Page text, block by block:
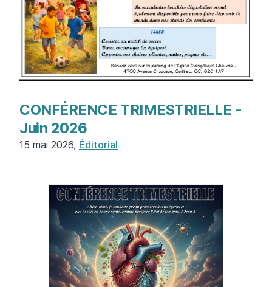
CONFÉRENCE TRIMESTRIELLE -
Juin 2026
15 mai 2026, Éditorial